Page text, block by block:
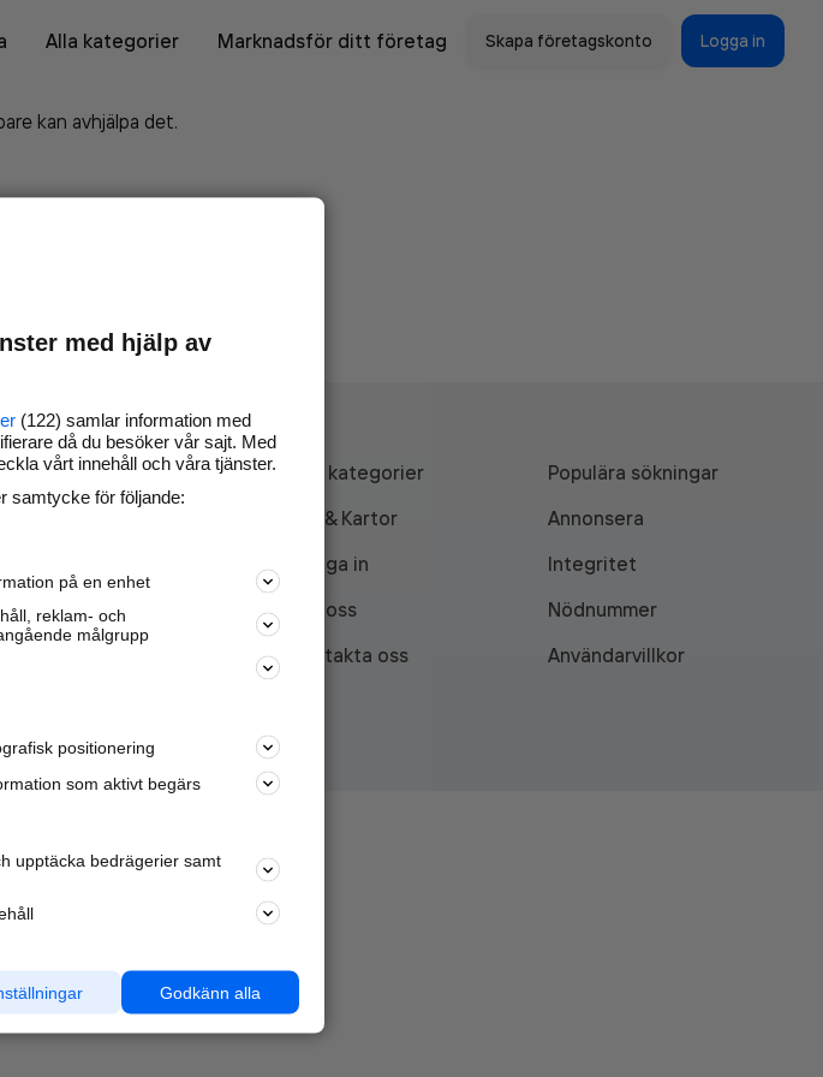
Alla kategorier Marknadsför ditt företag Skapa företagskonto Logga in
kan avhjälpa det.
företaget på
och
nära dig.
här
Alla kategorier
Populära sökningar
API & Kartor
Annonsera
Logga in
Integritet
Om oss
Nödnummer
Kontakta oss
Användarvillkor
med hjälp av
(122) samlar information med
då du besöker vår sajt. Med
vårt innehåll och våra tjänster.
samtycke för följande:
på en enhet
reklam- och
målgrupp
positionering
som aktivt begärs
upptäcka bedrägerier samt
Godkänn alla